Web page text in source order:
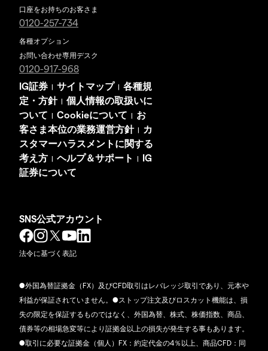
口座をお持ちのお客さま
0120-257-734
各種オプション
お問い合わせ専用デスク
0120-917-968
IG証券 | サイトマップ | 各種規
定・方針| 個人情報の取扱いに
ついて | Cookieについて | お
客さま本位の業務運営方針|
カ
スタマーハラスメントに関する
考え方 | ヘルプ＆サポート | IG
証券について
SNS公式アカウント
法令に基づく表記
●外国為替証拠金（FX）及びCFD取引はレバレッジ取引であり、元本や
利益が保証されていません。●ストップ注文及びロスカット機能は、損
失の限定を保証するものではなく、外国為替、株式、株価指数、商品、
債券等の相場急変等により証拠金以上の損失が発生する事もあります。
●取引に必要な証拠金（個人）FX：約定代金の4％以上、商品CFD：同